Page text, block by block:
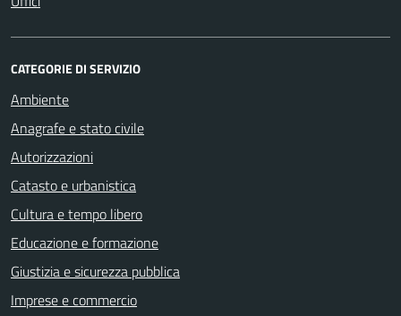
CATEGORIE DI SERVIZIO
Ambiente
Anagrafe e stato civile
Autorizzazioni
Catasto e urbanistica
Cultura e tempo libero
Educazione e formazione
Giustizia e sicurezza pubblica
Imprese e commercio